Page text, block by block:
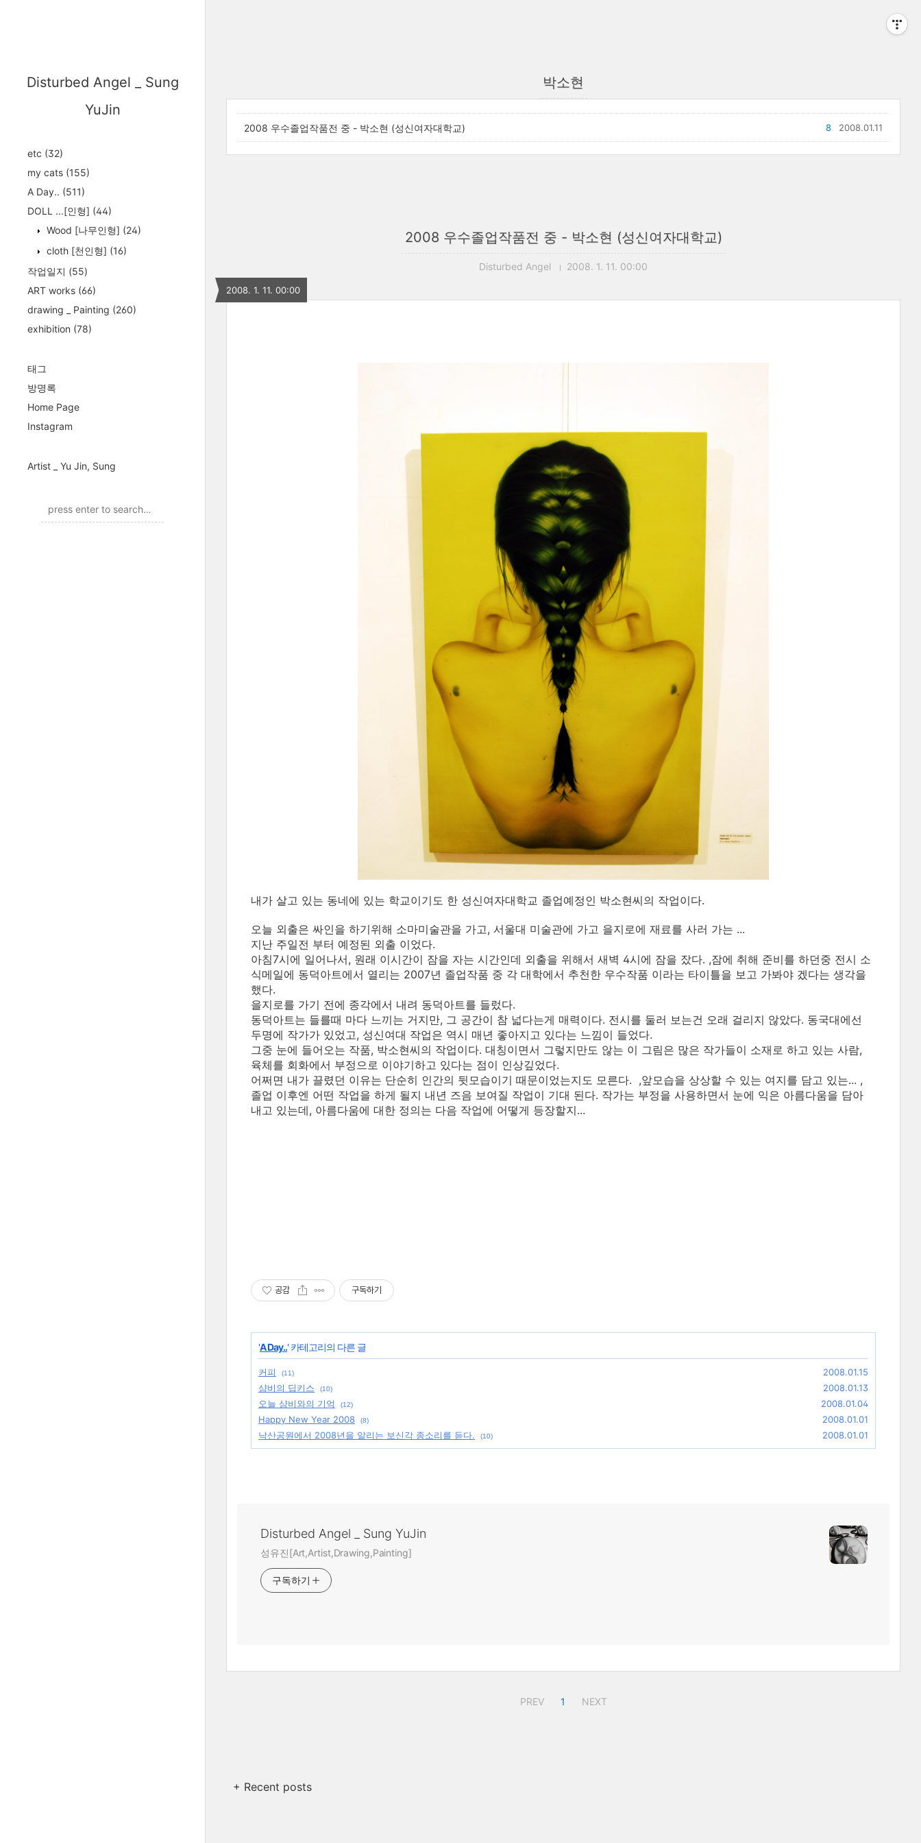
Disturbed Angel _ Sung
YuJin
etc (32)
my cats (155)
A Day.. (511)
DOLL ...[인형] (44)
Wood [나무인형] (24)
cloth [천인형] (16)
작업일지 (55)
ART works (66)
drawing _ Painting (260)
exhibition (78)
태그
방명록
Home Page
Instagram
Artist _ Yu Jin, Sung
박소현
2008 우수졸업작품전 중 - 박소현 (성신여자대학교) 2008.01.11
8
2008 우수졸업작품전 중 - 박소현 (성신여자대학교)
Disturbed Angel 2008. 1. 11. 00:00
2008. 1. 11. 00:00
내가 살고 있는 동네에 있는 학교이기도 한 성신여자대학교 졸업예정인 박소현씨의 작업이다.
오늘 외출은 싸인을 하기위해 소마미술관을 가고, 서울대 미술관에 가고 을지로에 재료를 사러 가는 ...
지난 주일전 부터 예정된 외출 이었다.
아침7시에 일어나서, 원래 이시간이 잠을 자는 시간인데 외출을 위해서 새벽 4시에 잠을 잤다. ,잠에 취해 준비를 하던중 전시 소
식메일에 동덕아트에서 열리는 2007년 졸업작품 중 각 대학에서 추천한 우수작품 이라는 타이틀을 보고 가봐야 겠다는 생각을
했다.
을지로를 가기 전에 종각에서 내려 동덕아트를 들렀다.
동덕아트는 들를때 마다 느끼는 거지만, 그 공간이 참 넓다는게 매력이다. 전시를 둘러 보는건 오래 걸리지 않았다. 동국대에선
두명에 작가가 있었고, 성신여대 작업은 역시 매년 좋아지고 있다는 느낌이 들었다.
그중 눈에 들어오는 작품, 박소현씨의 작업이다. 대칭이면서 그렇지만도 않는 이 그림은 많은 작가들이 소재로 하고 있는 사람,
육체를 회화에서 부정으로 이야기하고 있다는 점이 인상깊었다.
어쩌면 내가 끌렸던 이유는 단순히 인간의 뒷모습이기 때문이었는지도 모른다. ,앞모습을 상상할 수 있는 여지를 담고 있는... ,
졸업 이후엔 어떤 작업을 하게 될지 내년 즈음 보여질 작업이 기대 된다. 작가는 부정을 사용하면서 눈에 익은 아름다움을 담아
내고 있는데, 아름다움에 대한 정의는 다음 작업에 어떻게 등장할지...
공감 구독하기
'A Day..' 카테고리의 다른 글
커피 (11)
2008.01.15
샴비의 딥키스
(10)
2008.01.13
오늘 샴비와의 기억
(12)
2008.01.04
Happy New Year 2008
(8)
2008.01.01
낙산공원에서 2008년을 알리는 보신각 종소리를 듣다.
(10) 2008.01.01
Disturbed Angel _ Sung YuJin
성유진[Art,Artist,Drawing,Painting]
구독하기
PREV 1 NEXT
+ Recent posts